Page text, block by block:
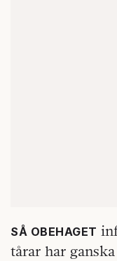
SÅ OBEHAGET
tårar har